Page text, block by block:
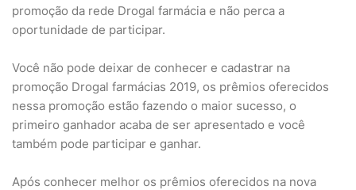
promoção da rede Drogal farmácia e não perca a
oportunidade de participar.
Você não pode deixar de conhecer e cadastrar na
promoção Drogal farmácias 2019, os prêmios oferecidos
nessa promoção estão fazendo o maior sucesso, o
primeiro ganhador acaba de ser apresentado e você
também pode participar e ganhar.
Após conhecer melhor os prêmios oferecidos na nova